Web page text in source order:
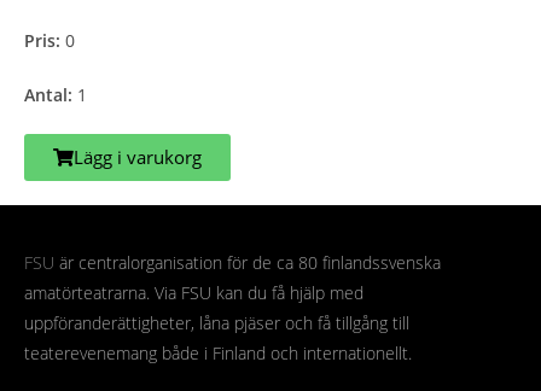
Pris: 0
Antal: 1
Lägg i varukorg
FSU är centralorganisation för de ca 80 finlandssvenska
amatörteatrarna. Via FSU kan du få hjälp med
uppföranderättigheter, låna pjäser och få tillgång till
teaterevenemang både i Finland och internationellt.